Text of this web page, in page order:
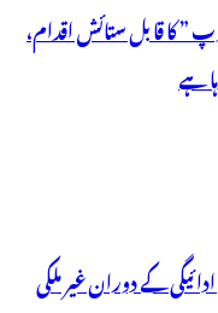
” کا قابل ستائش اقدام،
ہے
کے دوران غیر ملکی